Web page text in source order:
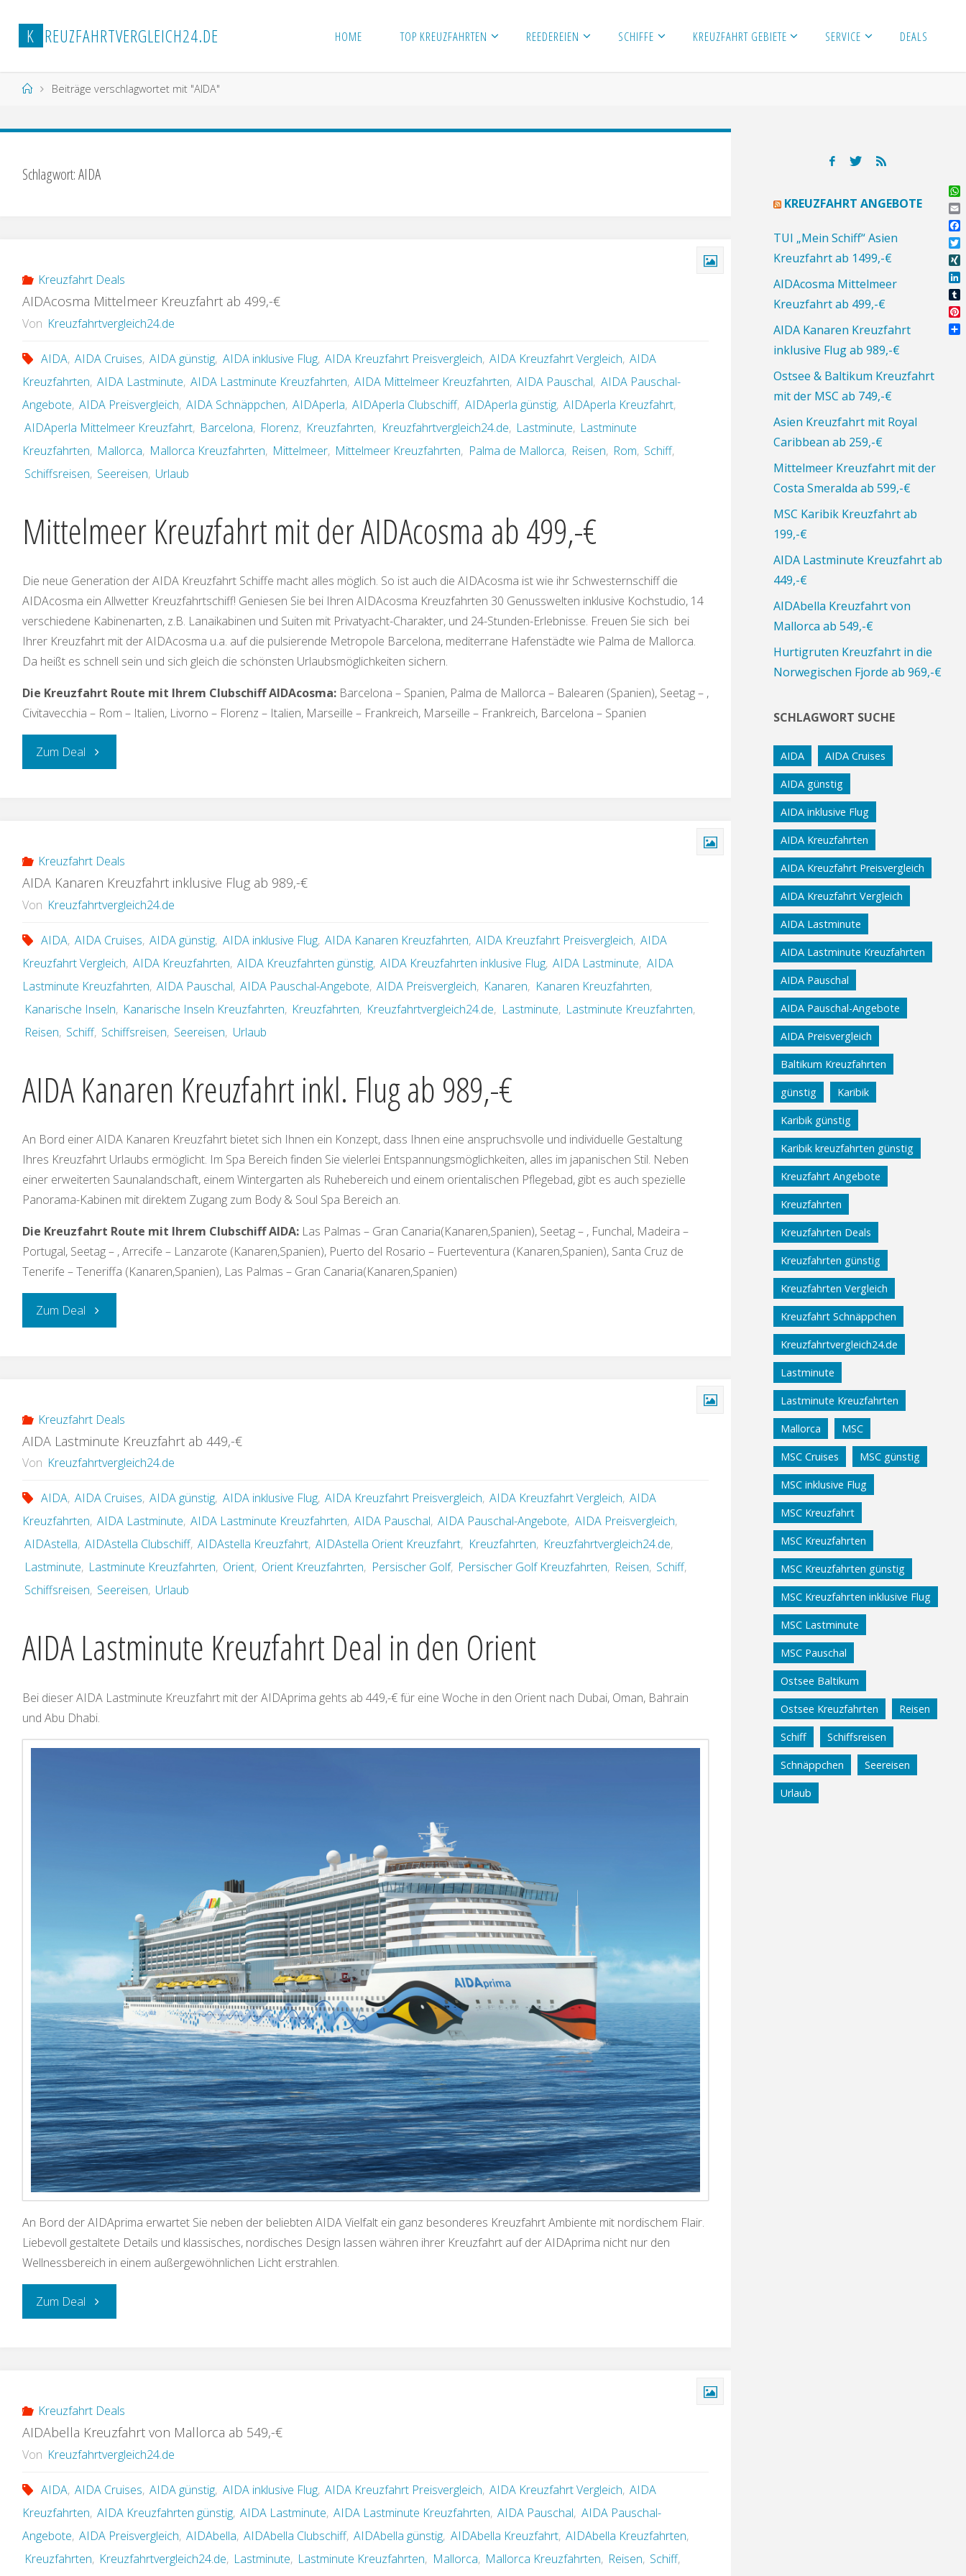
Inhalt
springen
K REUZFAHRTVERGLEICH24.DE HOME TOP KREUZFAHRTEN REEDEREIEN SCHIFFE KREUZFAHRT GEBIETE SERVICE DEALS
StartBeiträge verschlagwortet mit "AIDA"
Schlagwort:AIDA
Kreuzfahrt Deals
AIDAcosma Mittelmeer Kreuzfahrt ab 499,-€
Von Kreuzfahrtvergleich24.de
AIDA, AIDA Cruises, AIDA günstig, AIDA inklusive Flug, AIDA Kreuzfahrt Preisvergleich, AIDA Kreuzfahrt Vergleich, AIDA
Kreuzfahrten, AIDA Lastminute, AIDA Lastminute Kreuzfahrten, AIDA Mittelmeer Kreuzfahrten, AIDA Pauschal, AIDA Pauschal-
Angebote, AIDA Preisvergleich, AIDA Schnäppchen, AIDAperla, AIDAperla Clubschiff, AIDAperla günstig, AIDAperla Kreuzfahrt,
AIDAperla Mittelmeer Kreuzfahrt, Barcelona, Florenz, Kreuzfahrten, Kreuzfahrtvergleich24.de, Lastminute, Lastminute
Kreuzfahrten, Mallorca, Mallorca Kreuzfahrten, Mittelmeer, Mittelmeer Kreuzfahrten, Palma de Mallorca, Reisen, Rom, Schiff,
Schiffsreisen, Seereisen, Urlaub
Mittelmeer Kreuzfahrt mit der AIDAcosma ab 499,-€
Die neue Generation der AIDA Kreuzfahrt Schiffe macht alles möglich. So ist auch die AIDAcosma ist wie ihr Schwesternschiff die
AIDAcosma ein Allwetter Kreuzfahrtschiff! Geniesen Sie bei Ihren AIDAcosma Kreuzfahrten 30 Genusswelten inklusive Kochstudio, 14
verschiedene Kabinenarten, z.B. Lanaikabinen und Suiten mit Privatyacht-Charakter, und 24-Stunden-Erlebnisse. Freuen Sie sich bei
Ihrer Kreuzfahrt mit der AIDAcosma u.a. auf die pulsierende Metropole Barcelona, mediterrane Hafenstädte wie Palma de Mallorca.
Da heißt es schnell sein und sich gleich die schönsten Urlaubsmöglichkeiten sichern.
Die Kreuzfahrt Route mit Ihrem Clubschiff AIDAcosma: Barcelona – Spanien, Palma de Mallorca – Balearen (Spanien), Seetag – ,
Civitavecchia – Rom – Italien, Livorno – Florenz – Italien, Marseille – Frankreich, Marseille – Frankreich, Barcelona – Spanien
Zum Deal„AIDAcosma
ab
499,-
Kreuzfahrt Deals
AIDA Kanaren Kreuzfahrt inklusive Flug ab 989,-€
Von Kreuzfahrtvergleich24.de
AIDA, AIDA Cruises, AIDA günstig, AIDA inklusive Flug, AIDA Kanaren Kreuzfahrten, AIDA Kreuzfahrt Preisvergleich, AIDA
Kreuzfahrt Vergleich, AIDA Kreuzfahrten, AIDA Kreuzfahrten günstig, AIDA Kreuzfahrten inklusive Flug, AIDA Lastminute, AIDA
Lastminute Kreuzfahrten, AIDA Pauschal, AIDA Pauschal-Angebote, AIDA Preisvergleich, Kanaren, Kanaren Kreuzfahrten,
Kanarische Inseln, Kanarische Inseln Kreuzfahrten, Kreuzfahrten, Kreuzfahrtvergleich24.de, Lastminute, Lastminute Kreuzfahrten,
Reisen, Schiff, Schiffsreisen, Seereisen, Urlaub
AIDA Kanaren Kreuzfahrt inkl. Flug ab 989,-€
An Bord einer AIDA Kanaren Kreuzfahrt bietet sich Ihnen ein Konzept, dass Ihnen eine anspruchsvolle und individuelle Gestaltung
Ihres Kreuzfahrt Urlaubs ermöglicht. Im Spa Bereich finden Sie vielerlei Entspannungsmöglichkeiten, alles im japanischen Stil. Neben
einer erweiterten Saunalandschaft, einem Wintergarten als Ruhebereich und einem orientalischen Pflegebad, gibt es auch spezielle
Panorama-Kabinen mit direktem Zugang zum Body & Soul Spa Bereich an.
Die Kreuzfahrt Route mit Ihrem Clubschiff AIDA: Las Palmas – Gran Canaria(Kanaren,Spanien), Seetag – , Funchal, Madeira –
Portugal, Seetag – , Arrecife – Lanzarote (Kanaren,Spanien), Puerto del Rosario – Fuerteventura (Kanaren,Spanien), Santa Cruz de
Tenerife – Teneriffa (Kanaren,Spanien), Las Palmas – Gran Canaria(Kanaren,Spanien)
Zum Deal„AIDA
inklusive
Flug
989,-
€“
Kreuzfahrt Deals
AIDA Lastminute Kreuzfahrt ab 449,-€
Von Kreuzfahrtvergleich24.de
AIDA, AIDA Cruises, AIDA günstig, AIDA inklusive Flug, AIDA Kreuzfahrt Preisvergleich, AIDA Kreuzfahrt Vergleich, AIDA
Kreuzfahrten, AIDA Lastminute, AIDA Lastminute Kreuzfahrten, AIDA Pauschal, AIDA Pauschal-Angebote, AIDA Preisvergleich,
AIDAstella, AIDAstella Clubschiff, AIDAstella Kreuzfahrt, AIDAstella Orient Kreuzfahrt, Kreuzfahrten, Kreuzfahrtvergleich24.de,
Lastminute, Lastminute Kreuzfahrten, Orient, Orient Kreuzfahrten, Persischer Golf, Persischer Golf Kreuzfahrten, Reisen, Schiff,
Schiffsreisen, Seereisen, Urlaub
AIDA Lastminute Kreuzfahrt Deal in den Orient
Bei dieser AIDA Lastminute Kreuzfahrt mit der AIDAprima gehts ab 449,-€ für eine Woche in den Orient nach Dubai, Oman, Bahrain
und Abu Dhabi.
An Bord der AIDAprima erwartet Sie neben der beliebten AIDA Vielfalt ein ganz besonderes Kreuzfahrt Ambiente mit nordischem Flair.
Liebevoll gestaltete Details und klassisches, nordisches Design lassen währen ihrer Kreuzfahrt auf der AIDAprima nicht nur den
Wellnessbereich in einem außergewöhnlichen Licht erstrahlen.
Zum Deal„AIDA
ab
449,-
Kreuzfahrt Deals
AIDAbella Kreuzfahrt von Mallorca ab 549,-€
Von Kreuzfahrtvergleich24.de
AIDA, AIDA Cruises, AIDA günstig, AIDA inklusive Flug, AIDA Kreuzfahrt Preisvergleich, AIDA Kreuzfahrt Vergleich, AIDA
Kreuzfahrten, AIDA Kreuzfahrten günstig, AIDA Lastminute, AIDA Lastminute Kreuzfahrten, AIDA Pauschal, AIDA Pauschal-
Angebote, AIDA Preisvergleich, AIDAbella, AIDAbella Clubschiff, AIDAbella günstig, AIDAbella Kreuzfahrt, AIDAbella Kreuzfahrten,
Kreuzfahrten, Kreuzfahrtvergleich24.de, Lastminute, Lastminute Kreuzfahrten, Mallorca, Mallorca Kreuzfahrten, Reisen, Schiff,
KREUZFAHRT ANGEBOTE
TUI „Mein Schiff“ Asien
Kreuzfahrt ab 1499,-€
AIDAcosma Mittelmeer
Kreuzfahrt ab 499,-€
AIDA Kanaren Kreuzfahrt
inklusive Flug ab 989,-€
Ostsee & Baltikum Kreuzfahrt
mit der MSC ab 749,-€
Asien Kreuzfahrt mit Royal
Caribbean ab 259,-€
Mittelmeer Kreuzfahrt mit der
Costa Smeralda ab 599,-€
MSC Karibik Kreuzfahrt ab
199,-€
AIDA Lastminute Kreuzfahrt ab
449,-€
AIDAbella Kreuzfahrt von
Mallorca ab 549,-€
Hurtigruten Kreuzfahrt in die
Norwegischen Fjorde ab 969,-€
SCHLAGWORT SUCHE
AIDA AIDA Cruises
AIDA günstig
AIDA inklusive Flug
AIDA Kreuzfahrten
AIDA Kreuzfahrt Preisvergleich
AIDA Kreuzfahrt Vergleich
AIDA Lastminute
AIDA Lastminute Kreuzfahrten
AIDA Pauschal
AIDA Pauschal-Angebote
AIDA Preisvergleich
Baltikum Kreuzfahrten
günstig Karibik
Karibik günstig
Karibik kreuzfahrten günstig
Kreuzfahrt Angebote
Kreuzfahrten
Kreuzfahrten Deals
Kreuzfahrten günstig
Kreuzfahrten Vergleich
Kreuzfahrt Schnäppchen
Kreuzfahrtvergleich24.de
Lastminute
Lastminute Kreuzfahrten
Mallorca MSC
MSC Cruises MSC günstig
MSC inklusive Flug
MSC Kreuzfahrt
MSC Kreuzfahrten
MSC Kreuzfahrten günstig
MSC Kreuzfahrten inklusive Flug
MSC Lastminute
MSC Pauschal
Ostsee Baltikum
Ostsee Kreuzfahrten Reisen
Schiff Schiffsreisen
Schnäppchen Seereisen
Urlaub